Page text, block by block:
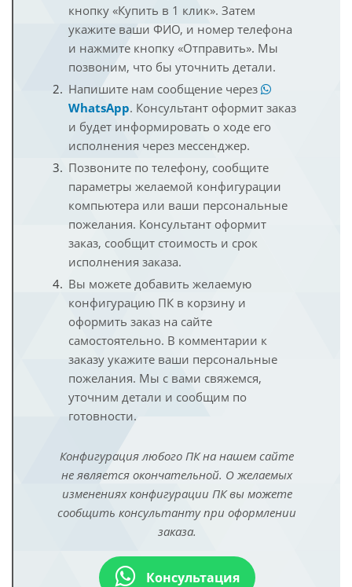
кнопку «Купить в 1 клик». Затем
укажите ваши ФИО, и номер телефона
и нажмите кнопку «Отправить». Мы
позвоним, что бы уточнить детали.
Напишите нам сообщение через
WhatsApp. Консультант оформит заказ
и будет информировать о ходе его
исполнения через мессенджер.
Позвоните по телефону, сообщите
параметры желаемой конфигурации
компьютера или ваши персональные
пожелания. Консультант оформит
заказ, сообщит стоимость и срок
исполнения заказа.
Вы можете добавить желаемую
конфигурацию ПК в корзину и
оформить заказ на сайте
самостоятельно. В комментарии к
заказу укажите ваши персональные
пожелания. Мы с вами свяжемся,
уточним детали и сообщим по
готовности.
Конфигурация любого ПК на нашем сайте
не является окончательной. О желаемых
изменениях конфигурации ПК вы можете
сообщить консультанту при оформлении
заказа.
Консультация